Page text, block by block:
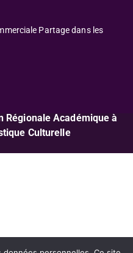
Partage dans les
Régionale Académique à
Culturelle